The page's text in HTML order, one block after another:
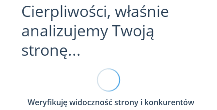
Cierpliwości, właśnie
analizujemy Twoją
stronę...